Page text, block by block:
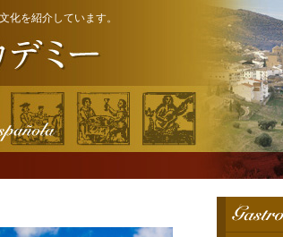
化を紹介しています。